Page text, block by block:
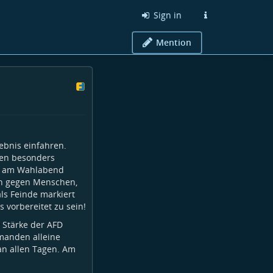
Sign in
Mention
einfahren.
besonders
Wahlabend
Menschen,
Feinde markiert
vorbereitet zu sein!
der AFD
alleine
allen Tagen. Am